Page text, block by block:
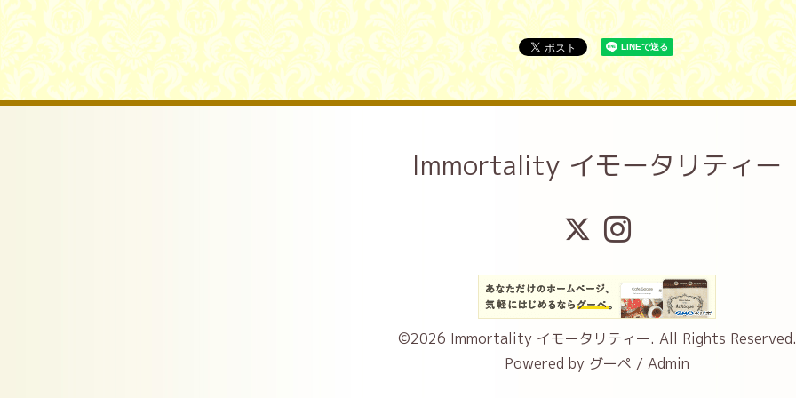
Immortality イモータリティー
©2026 Immortality イモータリティー. All Rights Reserved.
Powered by グーペ / Admin